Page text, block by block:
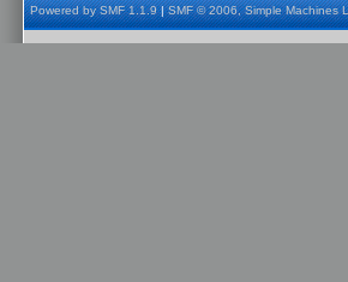
Powered by SMF 1.1.9|SMF © 2006, Simple Machines